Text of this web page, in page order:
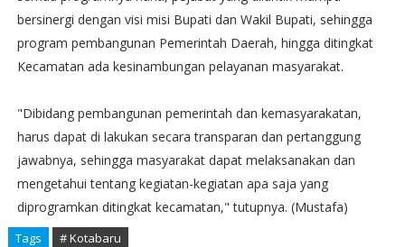
bersinergi dengan visi misi Bupati dan Wakil Bupati, sehingga
program pembangunan Pemerintah Daerah, hingga ditingkat
Kecamatan ada kesinambungan pelayanan masyarakat.
"Dibidang pembangunan pemerintah dan kemasyarakatan,
harus dapat di lakukan secara transparan dan pertanggung
jawabnya, sehingga masyarakat dapat melaksanakan dan
mengetahui tentang kegiatan-kegiatan apa saja yang
diprogramkan ditingkat kecamatan," tutupnya. (Mustafa)
Tags # Kotabaru